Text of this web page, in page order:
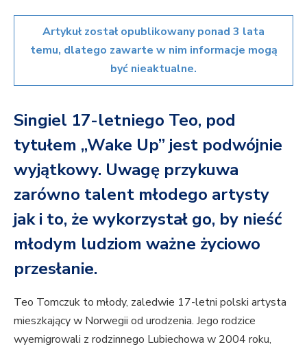
Artykuł został opublikowany ponad 3 lata
temu, dlatego zawarte w nim informacje mogą
być nieaktualne.
Singiel 17-letniego Teo, pod
tytułem „Wake Up” jest podwójnie
wyjątkowy. Uwagę przykuwa
zarówno talent młodego artysty
jak i to, że wykorzystał go, by nieść
młodym ludziom ważne życiowo
przesłanie.
Teo Tomczuk to młody, zaledwie 17-letni polski artysta
mieszkający w Norwegii od urodzenia. Jego rodzice
wyemigrowali z rodzinnego Lubiechowa w 2004 roku,